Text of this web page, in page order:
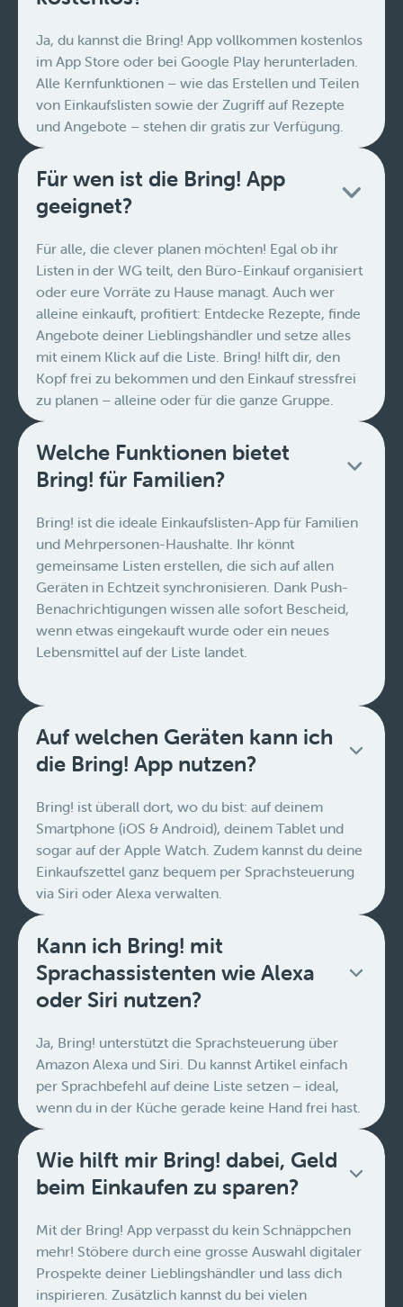
Ja, du kannst die Bring! App vollkommen kostenlos
im App Store oder bei Google Play herunterladen.
Alle Kernfunktionen – wie das Erstellen und Teilen
von Einkaufslisten sowie der Zugriff auf Rezepte
und Angebote – stehen dir gratis zur Verfügung.
Für wen ist die Bring! App
geeignet?
Für alle, die clever planen möchten! Egal ob ihr
Listen in der WG teilt, den Büro-Einkauf organisiert
oder eure Vorräte zu Hause managt. Auch wer
alleine einkauft, profitiert: Entdecke Rezepte, finde
Angebote deiner Lieblingshändler und setze alles
mit einem Klick auf die Liste. Bring! hilft dir, den
Kopf frei zu bekommen und den Einkauf stressfrei
zu planen – alleine oder für die ganze Gruppe.
Welche Funktionen bietet
Bring! für Familien?
Bring! ist die ideale Einkaufslisten-App für Familien
und Mehrpersonen-Haushalte. Ihr könnt
gemeinsame Listen erstellen, die sich auf allen
Geräten in Echtzeit synchronisieren. Dank Push-
Benachrichtigungen wissen alle sofort Bescheid,
wenn etwas eingekauft wurde oder ein neues
Lebensmittel auf der Liste landet.
Auf welchen Geräten kann ich
die Bring! App nutzen?
Bring! ist überall dort, wo du bist: auf deinem
Smartphone (iOS & Android), deinem Tablet und
sogar auf der Apple Watch. Zudem kannst du deine
Einkaufszettel ganz bequem per Sprachsteuerung
via Siri oder Alexa verwalten.
Kann ich Bring! mit
Sprachassistenten wie Alexa
oder Siri nutzen?
Ja, Bring! unterstützt die Sprachsteuerung über
Amazon Alexa und Siri. Du kannst Artikel einfach
per Sprachbefehl auf deine Liste setzen – ideal,
wenn du in der Küche gerade keine Hand frei hast.
Wie hilft mir Bring! dabei, Geld
beim Einkaufen zu sparen?
Mit der Bring! App verpasst du kein Schnäppchen
mehr! Stöbere durch eine grosse Auswahl digitaler
Prospekte deiner Lieblingshändler und lass dich
inspirieren. Zusätzlich kannst du bei vielen